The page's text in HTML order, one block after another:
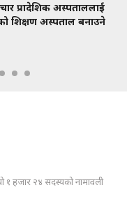
प्रादेशिक अस्पताललाई
शिक्षण अस्पताल बनाउने
१ हजार २४ सदस्यको नामावली